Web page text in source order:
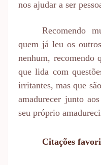
nos ajudar a ser
Recomendo
quem já leu os
nenhum, recomendo
que lida com
irritantes, mas que
amadurecer junto
seu próprio
Citações